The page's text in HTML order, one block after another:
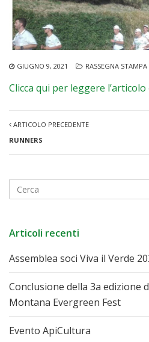
GIUGNO 9, 2021 RASSEGNA STAMPA
Clicca qui per leggere
ARTICOLO PRECEDENTE
RUNNERS
Articoli recenti
Assemblea soci Viva il Verde
Conclusione della 3a edizione
Montana Evergreen Fest
Evento ApiCultura